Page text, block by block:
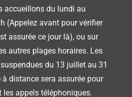
accueillons du lundi au
(Appelez avant pour vérifier
assurée ce jour là), ou sur
autres plages horaires. Les
du 13 juillet au 31
distance sera assurée pour
appels téléphoniques.